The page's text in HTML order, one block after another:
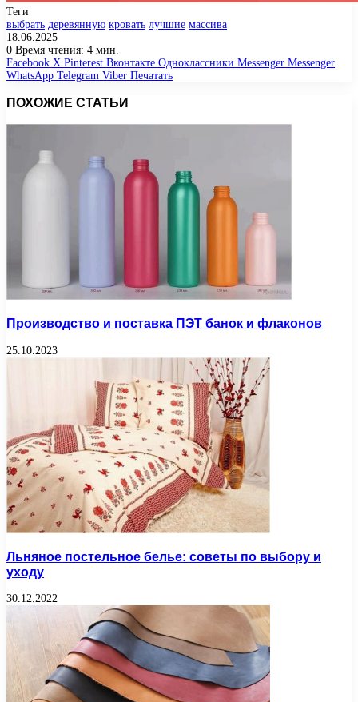
Теги
выбрать деревянную кровать лучшие массива
18.06.2025
0 Время чтения: 4 мин.
Facebook X Pinterest Вконтакте Одноклассники Messenger Messenger
WhatsApp Telegram Viber Печатать
ПОХОЖИЕ СТАТЬИ
Производство и поставка ПЭТ банок и флаконов
25.10.2023
Льняное постельное белье: советы по выбору и
уходу
30.12.2022